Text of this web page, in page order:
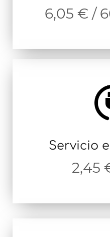
6,05 € /
Servicio
2,45